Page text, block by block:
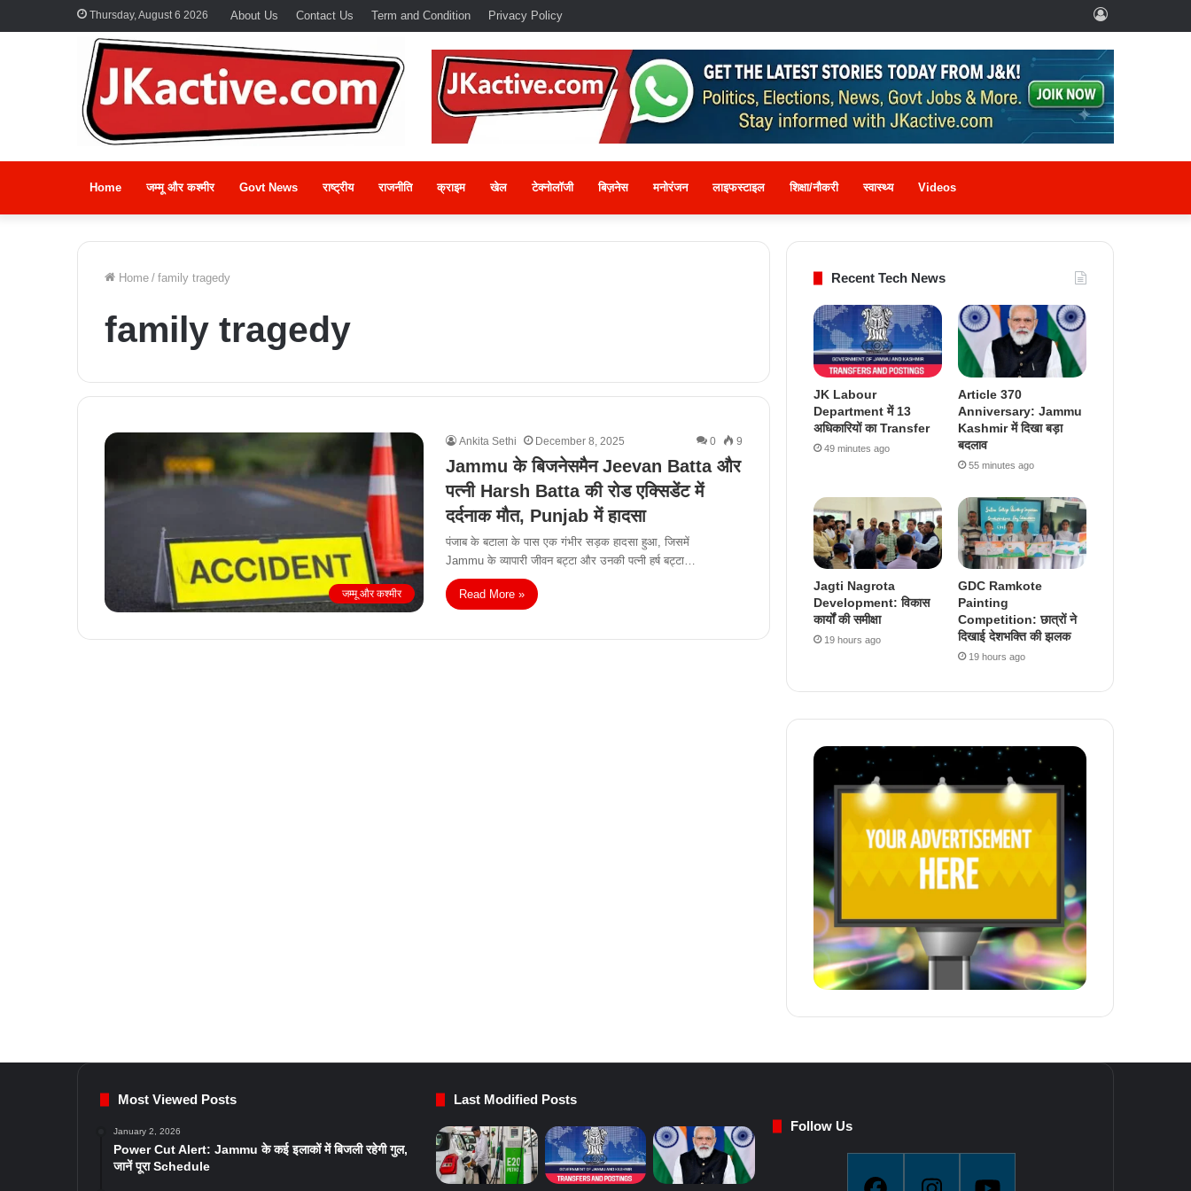
Thursday, August 6 2026 About Us Contact Us Term and Condition Privacy Policy
In
Home जम्मू और कश्मीर Govt News राष्ट्रीय राजनीति क्राइम खेल टेक्नोलॉजी बिज़नेस मनोरंजन लाइफस्टाइल शिक्षा/नौकरी स्वास्थ्य Videos
Home / family tragedy
family tragedy
जम्मू और कश्मीर
Ankita Sethi December 8, 2025 0 9
Jammu के बिजनेसमैन Jeevan Batta और
पत्नी Harsh Batta की रोड एक्सिडेंट में
दर्दनाक मौत, Punjab में हादसा
पंजाब के बटाला के पास एक गंभीर सड़क हादसा हुआ, जिसमें
Jammu के व्यापारी जीवन बट्टा और उनकी पत्नी हर्ष बट्टा…
Read More »
Recent Tech News
JK Labour
Department में 13
अधिकारियों का Transfer
49 minutes ago
Article 370
Anniversary: Jammu
Kashmir में दिखा बड़ा
बदलाव
55 minutes ago
Jagti Nagrota
Development: विकास
कार्यों की समीक्षा
19 hours ago
GDC Ramkote
Painting
Competition: छात्रों ने
दिखाई देशभक्ति की झलक
19 hours ago
Most Viewed Posts
January 2, 2026
Power Cut Alert: Jammu के कई इलाकों में बिजली रहेगी गुल,
जानें पूरा Schedule
Last Modified Posts
Follow Us